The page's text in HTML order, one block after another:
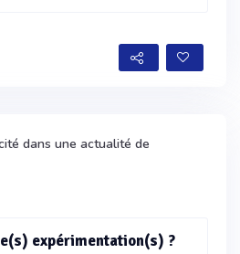
dans une actualité de
expérimentation(s) ?